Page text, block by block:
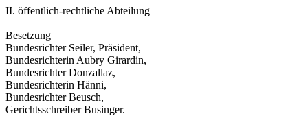
II. öffentlich-rechtliche Abteilung
Besetzung
Bundesrichter Seiler, Präsident,
Bundesrichterin Aubry Girardin,
Bundesrichter Donzallaz,
Bundesrichterin Hänni,
Bundesrichter Beusch,
Gerichtsschreiber Businger.